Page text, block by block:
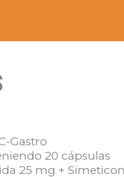
Gastro
20 cápsulas
25 mg +